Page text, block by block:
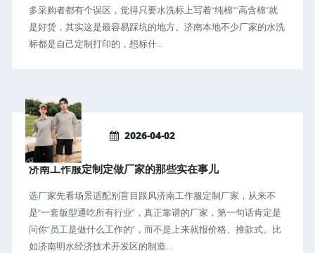
多采购者都有个误区，觉得只要水洗标上写着“纯棉”“高含棉”就
是好货，其实这是最容易踩坑的地方。济南本地不少厂家的水洗
标都是自己定制打印的，想标什...
2026-04-02
济南工作服定制定做厂家的那些实在事儿
选厂家先看场景适配别盲目跟风济南工作服定制厂家，从来不
是“一套版型通吃所有行业”，真正靠谱的厂家，第一句话肯定是
问你“员工是做什么工作的”，而不是上来就报价格、推款式。比
如济南明水经济技术开发区的制造...